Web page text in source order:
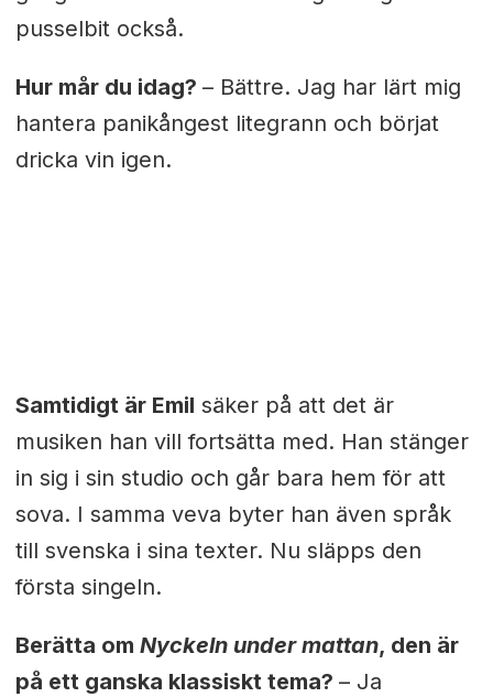
pusselbit också.
Hur mår du idag? – Bättre. Jag har lärt mig
hantera panikångest litegrann och börjat
dricka vin igen.
Samtidigt är Emil säker på att det är
musiken han vill fortsätta med. Han stänger
in sig i sin studio och går bara hem för att
sova. I samma veva byter han även språk
till svenska i sina texter. Nu släpps den
första singeln.
Berätta om Nyckeln under mattan, den är
på ett ganska klassiskt tema? – Ja